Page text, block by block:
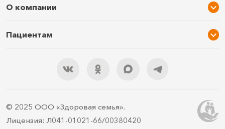
О компании
Услуги и цены
Контакты
Пациентам
Подарочный сертификат
Правила подготовки
ДМС
© 2025 ООО «Здоровая семья».
Лицензия: Л041-01021-66/00380420